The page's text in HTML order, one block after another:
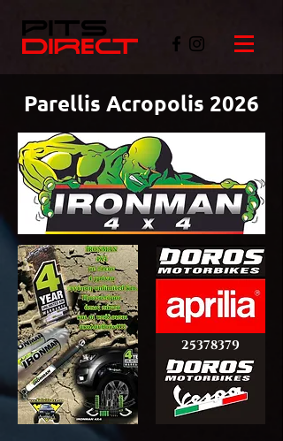
Parellis Acropolis 2026
©PITSDIRECT
25378379